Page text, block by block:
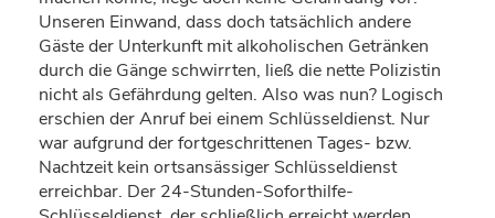
Unseren Einwand, dass doch tatsächlich andere
Gäste der Unterkunft mit alkoholischen Getränken
durch die Gänge schwirrten, ließ die nette Polizistin
nicht als Gefährdung gelten. Also was nun? Logisch
erschien der Anruf bei einem Schlüsseldienst. Nur
war aufgrund der fortgeschrittenen Tages- bzw.
Nachtzeit kein ortsansässiger Schlüsseldienst
erreichbar. Der 24-Stunden-Soforthilfe-